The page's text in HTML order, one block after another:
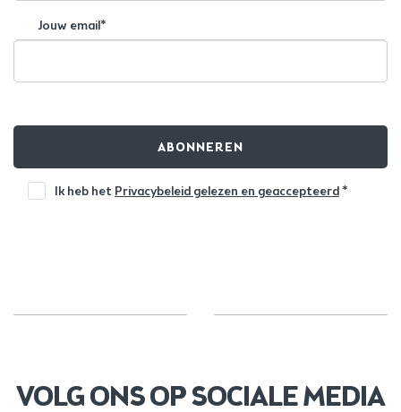
Jouw email*
ABONNEREN
Ik heb het Privacybeleid gelezen en geaccepteerd *
VOLG ONS OP SOCIALE MEDIA